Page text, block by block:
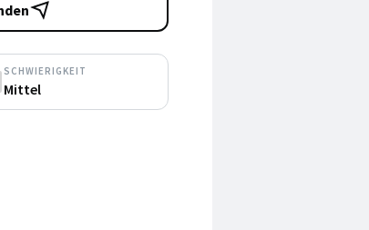
SCHWIERIGKEIT
Mittel